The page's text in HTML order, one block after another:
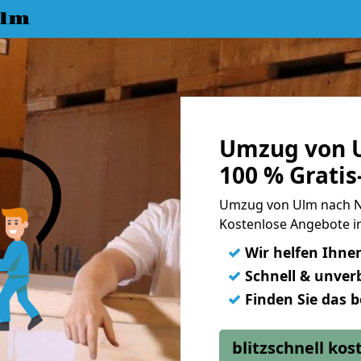
Umzug von
100 %
Umzug von Ulm nach
Kostenlose Angebote
✓ Wir helfen
✓ Schnell &
✓ Finden Sie das
blitzschnell